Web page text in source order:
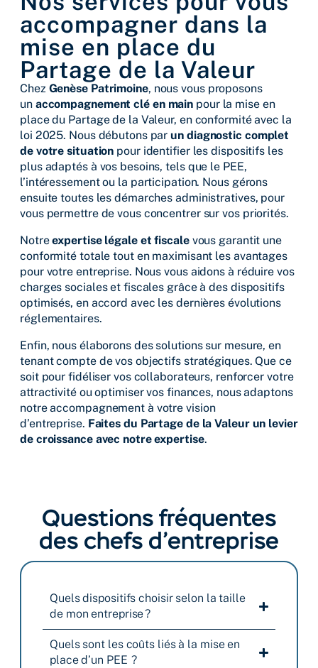
accompagner dans la
mise en place du
Partage de la Valeur
Chez Genèse Patrimoine, nous vous proposons
un accompagnement clé en main pour la mise en
place du Partage de la Valeur, en conformité avec la
loi 2025. Nous débutons parun diagnostic complet
de votre situation pour identifier les dispositifs les
plus adaptés à vos besoins, tels que le PEE,
l’intéressement ou la participation. Nous gérons
ensuite toutes les démarches administratives, pour
vous permettre de vous concentrer sur vos priorités.
Notreexpertise légale et fiscalevous garantit une
conformité totale tout en maximisant les avantages
pour votre entreprise. Nous vous aidons à réduire vos
charges sociales et fiscales grâce à des dispositifs
optimisés, en accord avec les dernières évolutions
réglementaires.
Enfin, nous élaborons des solutions sur mesure, en
tenant compte de vos objectifs stratégiques. Que ce
soit pour fidéliser vos collaborateurs, renforcer votre
attractivité ou optimiser vos finances, nous adaptons
notre accompagnement à votre vision
d’entreprise. Faites du Partage de la Valeur un levier
de croissance avec notre expertise.
Questions fréquentes
des chefs d’entreprise
Quels dispositifs choisir selon la taille
de mon entreprise ?
Quels sont les coûts liés à la mise en
place d’un PEE ?